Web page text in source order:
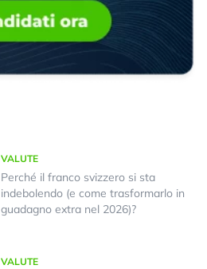
VALUTE
Perché il franco svizzero si sta
indebolendo (e come trasformarlo in
guadagno extra nel 2026)?
VALUTE